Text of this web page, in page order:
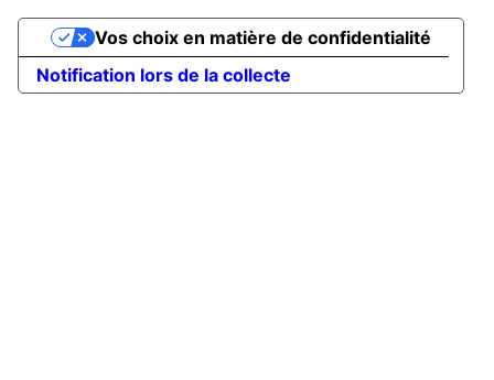
Notification lors de la collecte
Vos choix en matière de confidentialité